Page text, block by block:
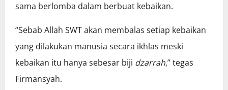
sama berlomba dalam berbuat kebaikan.
“Sebab Allah SWT akan membalas setiap kebaikan
yang dilakukan manusia secara ikhlas meski
kebaikan itu hanya sebesar biji dzarrah,” tegas
Firmansyah.